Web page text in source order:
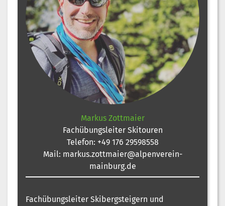
Markus Zottmaier
Fachübungsleiter Skitouren
Telefon: +49 176 29598558
Mail: markus.zottmaier@alpenverein-
mainburg.de
Fachübungsleiter Skibergsteigern und